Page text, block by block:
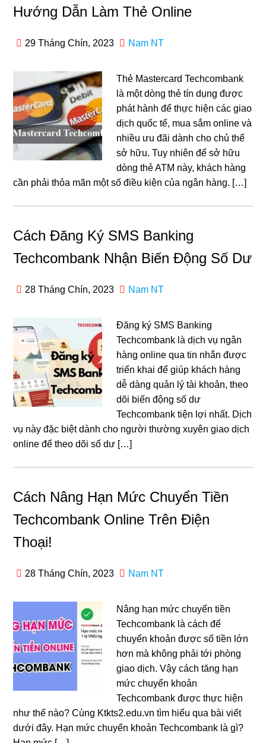
Hướng Dẫn Làm Thẻ Online
29 Tháng Chín, 2023 Nam NT
Thẻ Mastercard Techcombank
là một dòng thẻ tín dụng được
phát hành để thực hiện các giao
dịch quốc tế, mua sắm online và
nhiều ưu đãi dành cho chủ thể
sở hữu. Tuy nhiên để sở hữu
dòng thẻ ATM này, khách hàng
cần phải thỏa mãn một số điều kiện của ngân hàng. […]
Cách Đăng Ký SMS Banking
Techcombank Nhận Biến Động Số Dư
28 Tháng Chín, 2023 Nam NT
Đăng ký SMS Banking
Techcombank là dịch vụ ngân
hàng online qua tin nhắn được
triển khai để giúp khách hàng
dễ dàng quản lý tài khoản, theo
dõi biến động số dư
Techcombank tiện lợi nhất. Dịch
vụ này đặc biệt dành cho người thường xuyên giao dịch
online để theo dõi số dư […]
Cách Nâng Hạn Mức Chuyển Tiền
Techcombank Online Trên Điện
Thoại!
28 Tháng Chín, 2023 Nam NT
Nâng hạn mức chuyển tiền
Techcombank là cách để
chuyển khoản được số tiền lớn
hơn mà không phải tới phòng
giao dịch. Vậy cách tăng hạn
mức chuyển khoản
Techcombank được thực hiện
như thế nào? Cùng Ktkts2.edu.vn tìm hiểu qua bài viết
dưới đây. Hạn mức chuyển khoản Techcombank là gì?